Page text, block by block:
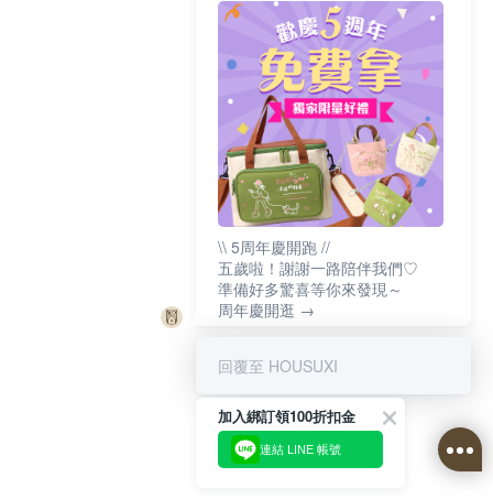
\\ 5周年慶開跑 //
五歲啦！謝謝一路陪伴我們♡
準備好多驚喜等你來發現～
周年慶開逛 →
回覆至 HOUSUXI
加入綁訂領100折扣金
連結 LINE 帳號